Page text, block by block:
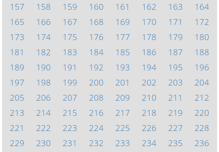
157
158 159 160 161 162 163
164
165
166 167 168 169 170 171
172
173
174 175 176 177 178 179
180
181
182 183 184 185 186 187
188
189
190 191 192 193 194 195
196
197
198 199 200 201 202 203
204
205
206 207 208 209 210 211
212
213
214 215 216 217 218 219
220
221
222 223 224 225 226 227
228
229
230 231 232 233 234 235
236